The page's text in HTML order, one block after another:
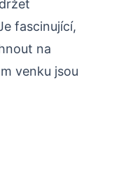
fascinující,
na
venku jsou